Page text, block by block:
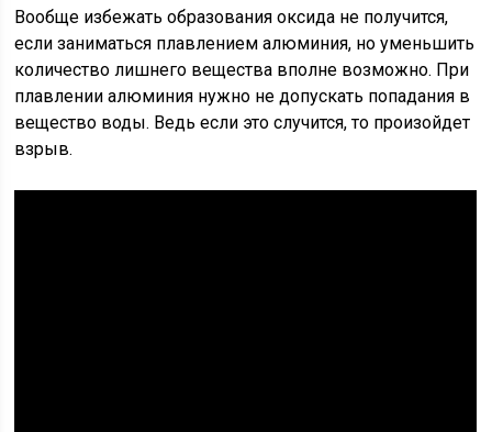
Вообще избежать образования оксида не получится,
если заниматься плавлением алюминия, но уменьшить
количество лишнего вещества вполне возможно. При
плавлении алюминия нужно не допускать попадания в
вещество воды. Ведь если это случится, то произойдет
взрыв.